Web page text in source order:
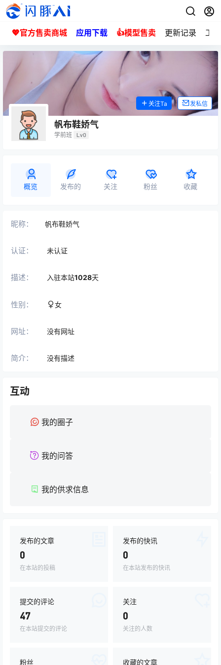
💖官方售卖商城 应用下载 👍模型售卖 更新记录 工
帆布鞋娇气
学前班 Lv0
关注Ta 发私信
概览 发布的 关注 粉丝 收藏
昵称： 帆布鞋娇气
认证： 未认证
描述： 入驻本站1028天
性别： 女
网址： 没有网址
简介： 没有描述
互动
我的圈子
我的问答
我的供求信息
发布的文章
0
在本站的投稿
发布的快讯
0
在本站发布的快讯
提交的评论
47
在本站提交的评论
关注
0
关注的人数
粉丝 收藏的文章